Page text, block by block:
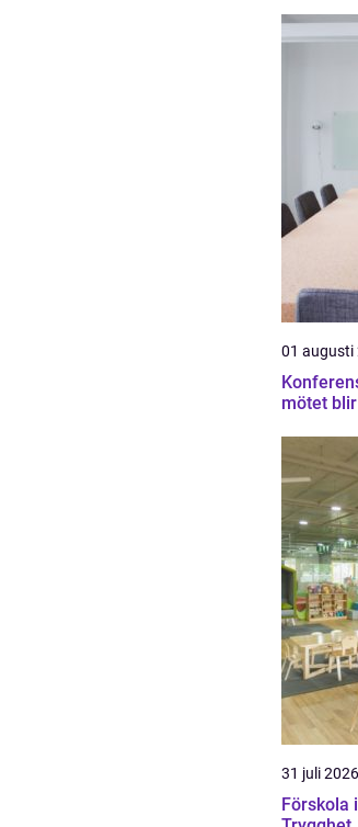
01 augusti
Konferens
mötet
31 juli 2026
Förskola